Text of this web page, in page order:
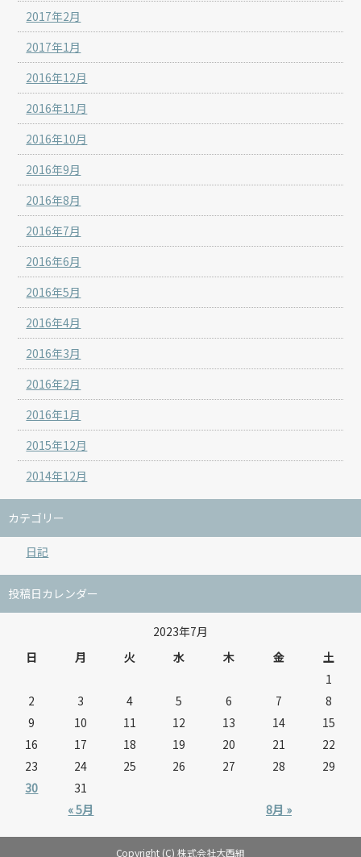
2017年2月
2017年1月
2016年12月
2016年11月
2016年10月
2016年9月
2016年8月
2016年7月
2016年6月
2016年5月
2016年4月
2016年3月
2016年2月
2016年1月
2015年12月
2014年12月
カテゴリー
日記
投稿日カレンダー
2023年7月
日
月 火 水 木 金 土
« 5月 8月 »
1
2
3 4 5 6 7
8
9
10 11 12 13 14
15
16
17 18 19 20 21
22
23
24 25 26 27 28
29
30
31
Copyright (C) 株式会社大西組